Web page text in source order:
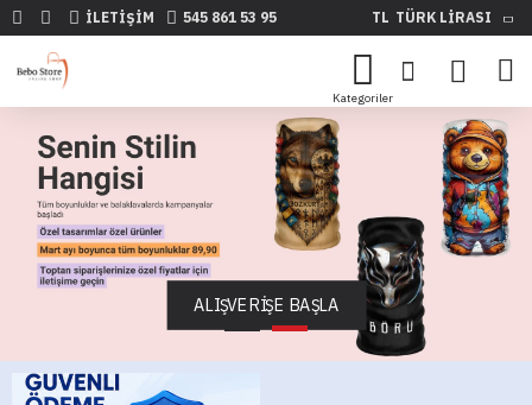
İLETIŞIM 545 861 53 95 TL TÜRK LIRASI
ALIŞVERİŞE BAŞLA